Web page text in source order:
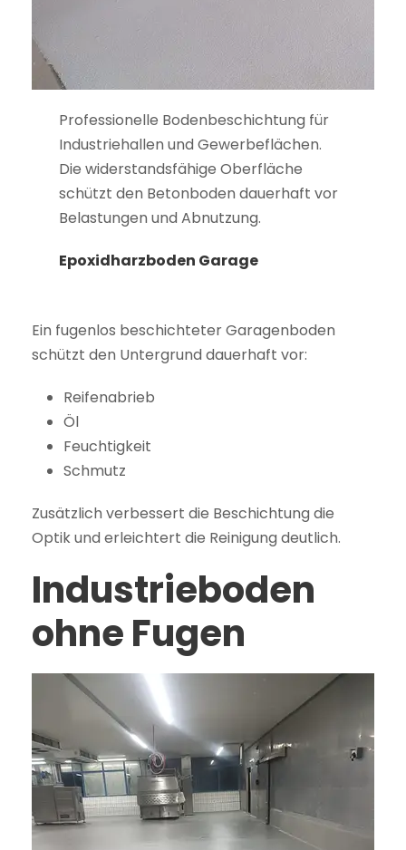
Professionelle Bodenbeschichtung für
Industriehallen und Gewerbeflächen.
Die widerstandsfähige Oberfläche
schützt den Betonboden dauerhaft vor
Belastungen und Abnutzung.
Epoxidharzboden Garage
Ein fugenlos beschichteter Garagenboden
schützt den Untergrund dauerhaft vor:
Reifenabrieb
Öl
Feuchtigkeit
Schmutz
Zusätzlich verbessert die Beschichtung die
Optik und erleichtert die Reinigung deutlich.
Industrieboden
ohne Fugen